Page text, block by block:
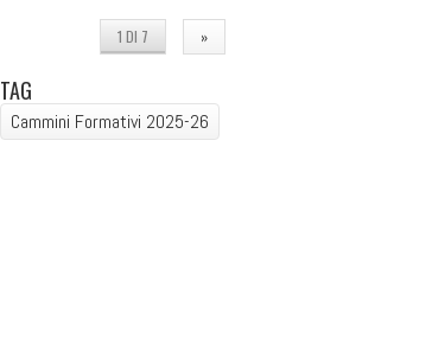
1 DI 7 »
TAG
Cammini Formativi 2025-26